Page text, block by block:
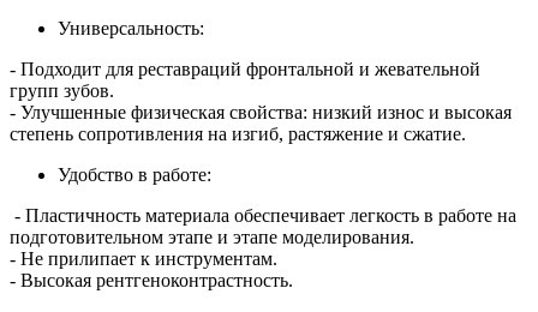
Универсальность:
- Подходит для реставраций фронтальной и жевательной
групп зубов.
- Улучшенные физическая свойства: низкий износ и высокая
степень сопротивления на изгиб, растяжение и сжатие.
Удобство в работе:
- Пластичность материала обеспечивает легкость в работе на
подготовительном этапе и этапе моделирования.
- Не прилипает к инструментам.
- Высокая рентгеноконтрастность.